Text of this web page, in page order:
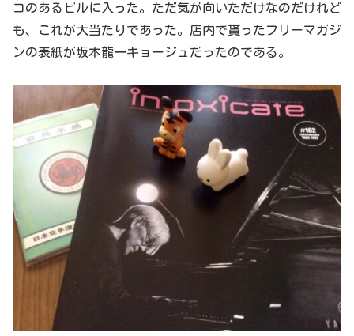
コのあるビルに入った。ただ気が向いただけなのだけれど
も、これが大当たりであった。店内で貰ったフリーマガジ
ンの表紙が坂本龍一キョージュだったのである。